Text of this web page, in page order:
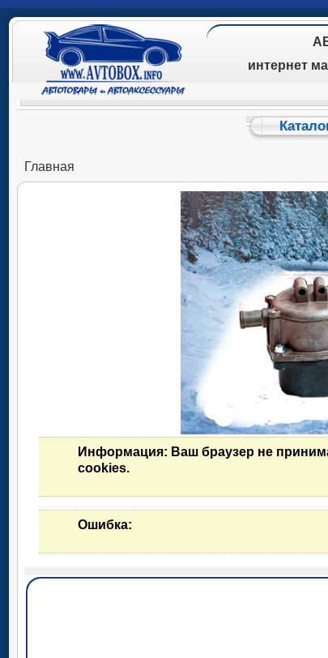
интернет
Главная
Информация: Ваш браузер не
cookies.
Ошибка: